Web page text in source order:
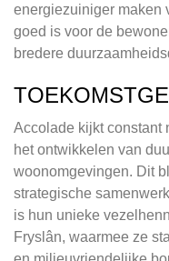
energiezuiniger maken
goed is voor de
bredere
Accolade kijkt constant
het ontwikkelen van
woonomgevingen. Dit
strategische
is hun unieke
Fryslân, waarmee ze